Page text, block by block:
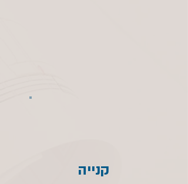
קנייה